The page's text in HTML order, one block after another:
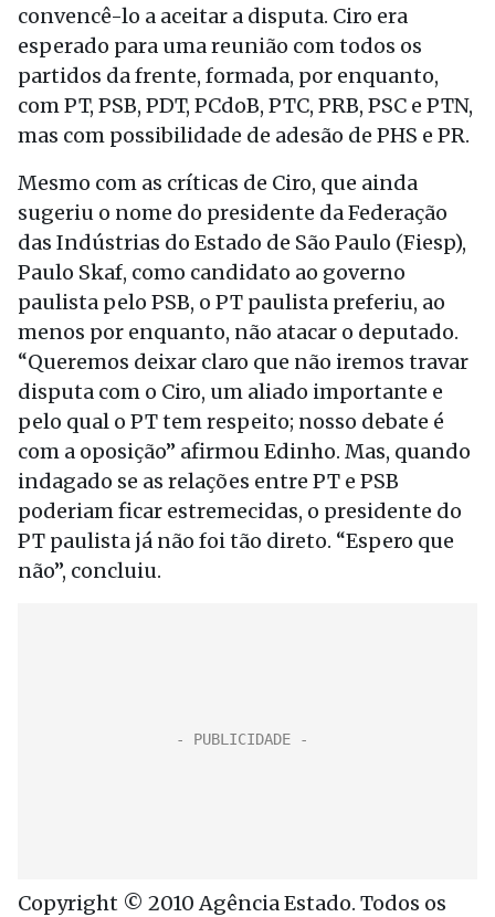
convencê-lo a aceitar a disputa. Ciro era
esperado para uma reunião com todos os
partidos da frente, formada, por enquanto,
com PT, PSB, PDT, PCdoB, PTC, PRB, PSC e PTN,
mas com possibilidade de adesão de PHS e PR.
Mesmo com as críticas de Ciro, que ainda
sugeriu o nome do presidente da Federação
das Indústrias do Estado de São Paulo (Fiesp),
Paulo Skaf, como candidato ao governo
paulista pelo PSB, o PT paulista preferiu, ao
menos por enquanto, não atacar o deputado.
“Queremos deixar claro que não iremos travar
disputa com o Ciro, um aliado importante e
pelo qual o PT tem respeito; nosso debate é
com a oposição” afirmou Edinho. Mas, quando
indagado se as relações entre PT e PSB
poderiam ficar estremecidas, o presidente do
PT paulista já não foi tão direto. “Espero que
não”, concluiu.
Copyright © 2010 Agência Estado. Todos os